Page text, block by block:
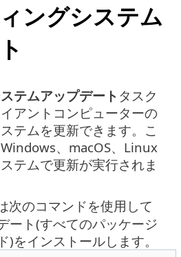
ングシステム
テムアップデート タスク
アントコンピューターの
テムを更新できます。こ
、macOS、Linux
テムで更新が実行されま
次のコマンドを使用して
ート(すべてのパッケージ
)をインストールします。